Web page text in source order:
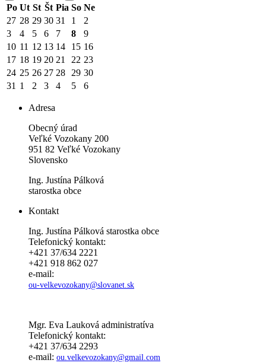
Po Ut St Št Pia So Ne
27 28 29 30 31 1
2
3
4 5 6 7 8
9
10 11 12 13 14 15 16
17 18 19 20 21 22 23
24 25 26 27 28 29 30
31 1 2 3 4 5 6
Adresa
Obecný úrad
Veľké Vozokany 200
951 82 Veľké Vozokany
Slovensko
Ing. Justína Pálková
starostka obce
Kontakt
Ing. Justína Pálková starostka obce
Telefonický kontakt:
+421 37/634 2221
+421 918 862 027
e-mail:
ou-velkevozokany@slovanet.sk
Mgr. Eva Lauková administratíva
Telefonický kontakt:
+421 37/634 2293
e-mail: ou.velkevozokany@gmail.com